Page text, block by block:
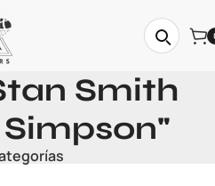
Smith